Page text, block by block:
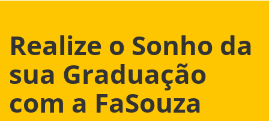
Realize o Sonho da
sua Graduação
com a FaSouza